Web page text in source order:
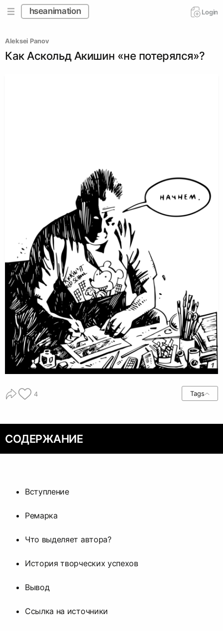
hseanimation Login
Аleksei Panov
Как Аскольд Акишин «не потерялся»?
4 Tags
СОДЕРЖАНИЕ
Вступление
Ремарка
Что выделяет автора?
История творческих успехов
Вывод
Ссылка на источники